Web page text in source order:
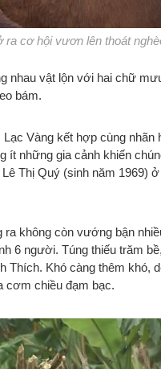
cơ hội vươn lên thoát
nhau vật lộn với hai chữ
bám.
Vàng kết hợp cùng nhãn
ít những gia cảnh khiến
Thị Quý (sinh năm 1969)
không còn vướng bận
6 người. Túng thiếu trăm
Thích. Khó càng thêm khó,
cơm chiều đạm bạc.